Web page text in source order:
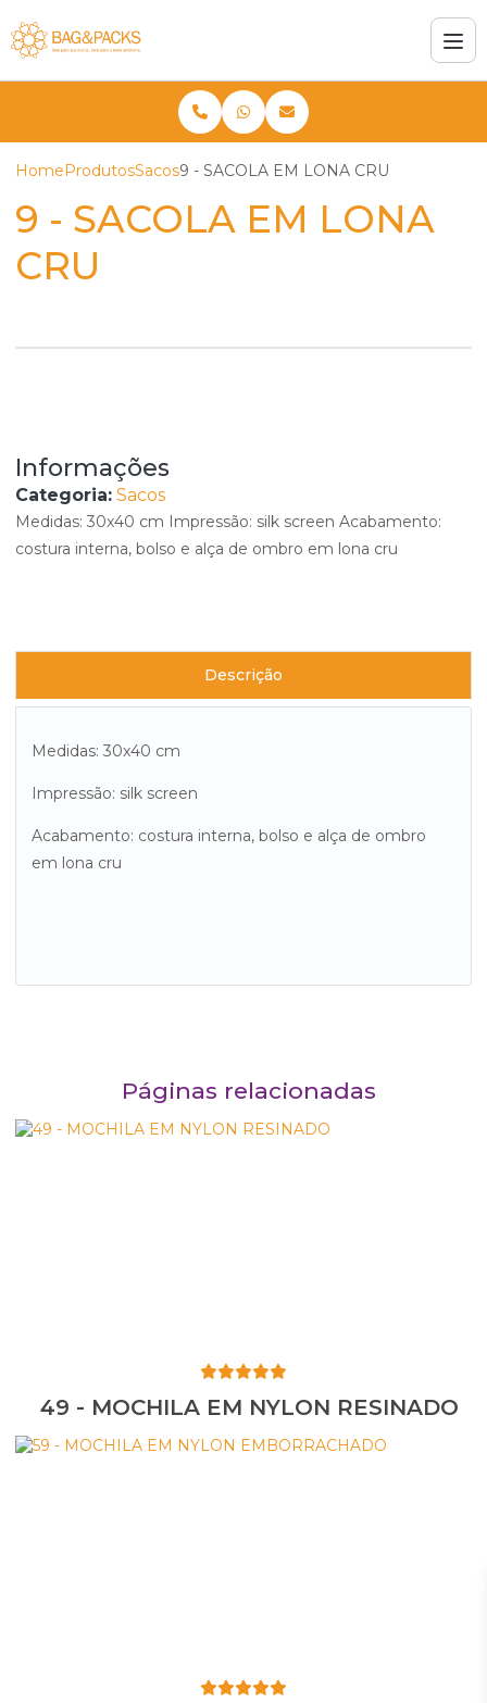
Home ProdutosSacos9 - SACOLA EM LONA CRU
9 - SACOLA EM LONA
CRU
Informações
Categoria: Sacos
Medidas: 30x40 cm Impressão: silk screen Acabamento:
costura interna, bolso e alça de ombro em lona cru
Descrição
Medidas: 30x40 cm
Impressão: silk screen
Acabamento: costura interna, bolso e alça de ombro
em lona cru
Páginas relacionadas
49 - MOCHILA EM NYLON RESINADO